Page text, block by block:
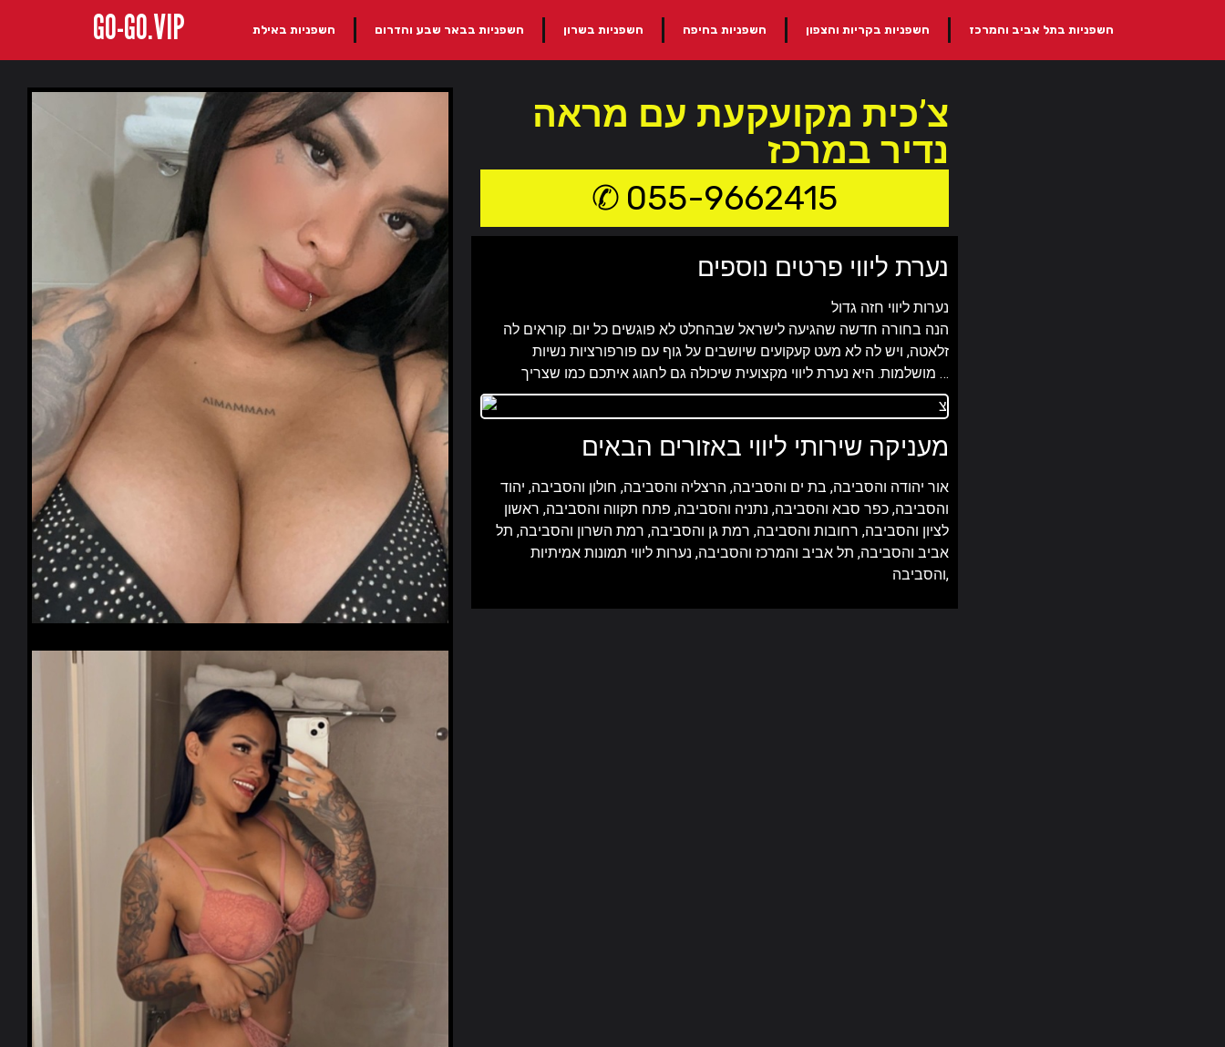
GO-GO.VIP חשפניות באילת חשפניות בבאר שבע והדרום חשפניות בשרון חשפניות בחיפה חשפניות בקריות והצפון חשפניות בתל אביב והמרכז
צ’כית מקועקעת עם מראה
נדיר במרכז
055-9662415
נערת ליווי פרטים נוספים
נערות ליווי חזה גדול
הנה בחורה חדשה שהגיעה לישראל שבהחלט לא פוגשים כל יום. קוראים לה
זלאטה, ויש לה לא מעט קעקועים שיושבים על גוף עם פורפורציות נשיות
מושלמות. היא נערת ליווי מקצועית שיכולה גם לחגוג איתכם כמו שצריך …
מעניקה שירותי ליווי באזורים הבאים
אור יהודה והסביבה, בת ים והסביבה, הרצליה והסביבה, חולון והסביבה, יהוד
והסביבה, כפר סבא והסביבה, נתניה והסביבה, פתח תקווה והסביבה, ראשון
לציון והסביבה, רחובות והסביבה, רמת גן והסביבה, רמת השרון והסביבה, תל
אביב והסביבה, תל אביב והמרכז והסביבה, נערות ליווי תמונות אמיתיות
והסביבה,